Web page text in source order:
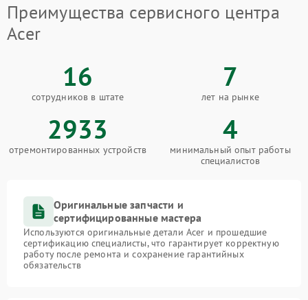
Преимущества сервисного центра
Acer
16
сотрудников в штате
7
лет на рынке
2933
отремонтированных устройств
4
минимальный опыт работы
специалистов
Оригинальные запчасти и
сертифицированные мастера
Используются оригинальные детали Acer и прошедшие
сертификацию специалисты, что гарантирует корректную
работу после ремонта и сохранение гарантийных
обязательств